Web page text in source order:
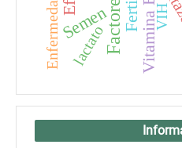
Semen Vitamina B12VIH
lactato